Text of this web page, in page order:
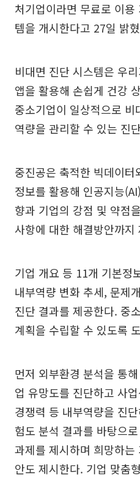
처기업이라면 무료로 이
템을 개시한다고 27일 밝
비대면 진단 시스템은 우
앱을 활용해 손쉽게 건강
중소기업이 일상적으로
역량을 관리할 수 있는 진
중진공은 축적한 빅데이
정보를 활용해 인공지능
향과 기업의 강점 및 약점
사항에 대한 해결방안까지
기업 개요 등 11개 기본정
내부역량 변화 추세, 문제
진단 결과를 제공한다. 중
계획을 수립할 수 있도록
먼저 외부환경 분석을 통
업 유망도를 진단하고 사
경쟁력 등 내부역량을 진
험도 분석 결과를 바탕으
과제를 제시하며 희망하
안도 제시한다. 기업 맞춤